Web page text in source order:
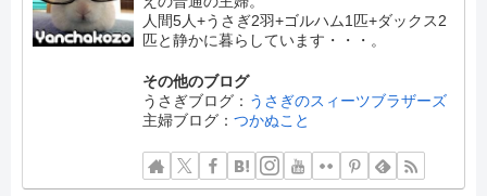
人間5人+うさぎ2羽+ゴルハム1匹+ダックス2
匹と静かに暮らしています・・・。
その他のブログ
うさぎブログ： うさぎのスィーツブラザーズ
主婦ブログ： つかぬこと